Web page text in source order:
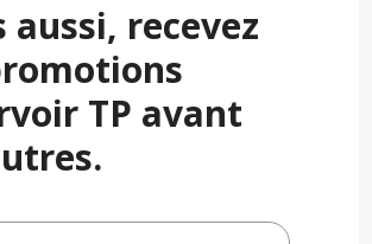
aussi, recevez
TP avant